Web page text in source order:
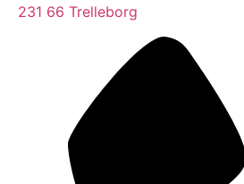
231 66 Trelleborg